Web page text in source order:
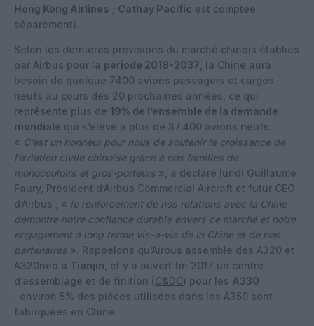
Hong Kong Airlines ; Cathay Pacific est comptée
séparément).
Selon les dernières prévisions du marché chinois établies
par Airbus pour la période 2018-2037 , la Chine aura
besoin de quelque 7400 avions passagers et cargos
neufs au cours des 20 prochaines années, ce qui
représente plus de 19% de l’ensemble de la demande
mondiale qui s’élève à plus de 37.400 avions neufs.
« C’est un honneur pour nous de soutenir la croissance de
l’aviation civile chinoise grâce à nos familles de
monocouloirs et gros-porteurs », a déclaré lundi Guillaume
Faury, Président d’Airbus Commercial Aircraft et futur CEO
d’Airbus ; « le renforcement de nos relations avec la Chine
démontre notre confiance durable envers ce marché et notre
engagement à long terme vis-à-vis de la Chine et de nos
partenaires ». Rappelons qu’Airbus assemble des A320 et
A320neo à Tianjin , et y a ouvert fin 2017 un centre
d’assemblage et de finition (C&DC) pour les A330
; environ 5% des pièces utilisées dans les A350 sont
fabriquées en Chine.